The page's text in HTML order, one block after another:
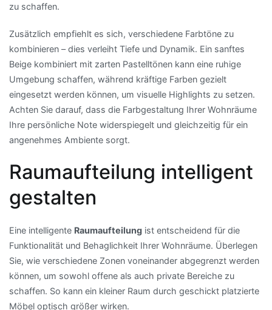
zu schaffen.
Zusätzlich empfiehlt es sich, verschiedene Farbtöne zu
kombinieren – dies verleiht Tiefe und Dynamik. Ein sanftes
Beige kombiniert mit zarten Pastelltönen kann eine ruhige
Umgebung schaffen, während kräftige Farben gezielt
eingesetzt werden können, um visuelle Highlights zu setzen.
Achten Sie darauf, dass die Farbgestaltung Ihrer Wohnräume
Ihre persönliche Note widerspiegelt und gleichzeitig für ein
angenehmes Ambiente sorgt.
Raumaufteilung intelligent
gestalten
Eine intelligente Raumaufteilung ist entscheidend für die
Funktionalität und Behaglichkeit Ihrer Wohnräume. Überlegen
Sie, wie verschiedene Zonen voneinander abgegrenzt werden
können, um sowohl offene als auch private Bereiche zu
schaffen. So kann ein kleiner Raum durch geschickt platzierte
Möbel optisch größer wirken.